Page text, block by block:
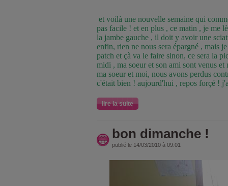
et voilà une nouvelle semaine qui
pas facile ! et en plus , ce matin , je me
la jambe gauche , il doit y avoir une
enfin, rien ne nous sera épargné , mais
patch et çà va le faire sinon, ce sera la
midi , ma soeur et son ami sont venus
ma soeur et moi, nous avons perdus
c'était bien ! aujourd'hui , repos forçé !
lire la suite
bon dimanche !
publié le 14/03/2010 à 09:01